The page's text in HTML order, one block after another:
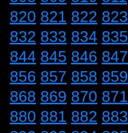
820 821 822 823
832 833 834 835
844 845 846 847
856 857 858 859
868 869 870 871
880 881 882 883